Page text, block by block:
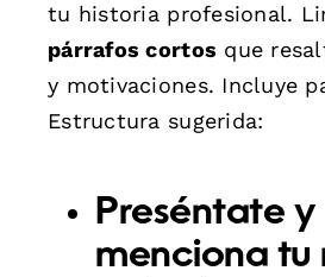
tu historia profesional.
párrafos cortos que
y motivaciones. Incluye
Estructura sugerida:
Preséntate y
menciona tu